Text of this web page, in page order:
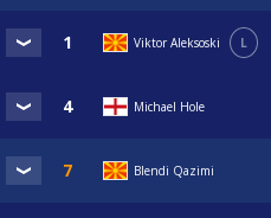
Viktor Aleksoski L
Michael Hole
Blendi Qazimi